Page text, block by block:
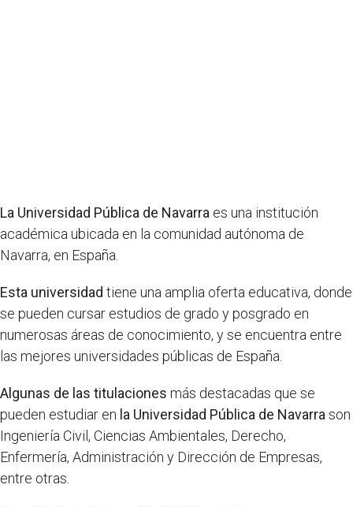
La Universidad Pública de Navarra es una institución
académica ubicada en la comunidad autónoma de
Navarra, en España.
Esta universidad tiene una amplia oferta educativa, donde
se pueden cursar estudios de grado y posgrado en
numerosas áreas de conocimiento, y se encuentra entre
las mejores universidades públicas de España.
Algunas de las titulaciones más destacadas que se
pueden estudiar en la Universidad Pública de Navarra son
Ingeniería Civil, Ciencias Ambientales, Derecho,
Enfermería, Administración y Dirección de Empresas,
entre otras.